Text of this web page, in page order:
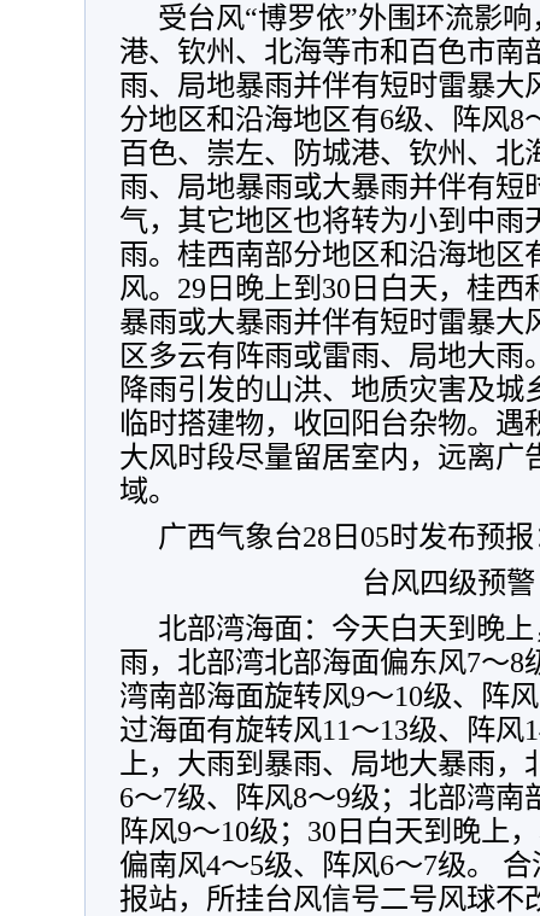
受台风“博罗依”外围环流影响
港、钦州、北海等市和百色市南
雨、局地暴雨并伴有短时雷暴大
分地区和沿海地区有6级、阵风8
百色、崇左、防城港、钦州、北
雨、局地暴雨或大暴雨并伴有短
气，其它地区也将转为小到中雨
雨。桂西南部分地区和沿海地区
风。 29日晚上到30日白天，桂
暴雨或大暴雨并伴有短时雷暴大
区多云有阵雨或雷雨、局地大雨
降雨引发的山洪、地质灾害及城
临时搭建物，收回阳台杂物。遇
大风时段尽量留居室内，远离广
域。
广西气象台28日05时发布预
台风四级预
北部湾海面：今天白天到晚
雨，北部湾北部海面偏东风7～8
湾南部海面旋转风9～10级、阵
过海面有旋转风11～13级、阵风
上，大雨到暴雨、局地大暴雨
6～7级、阵风8～9级；北部湾南
阵风9～10级；30日白天到晚上
偏南风4～5级、阵风6～7级。
报站，所挂台风信号二号风球不